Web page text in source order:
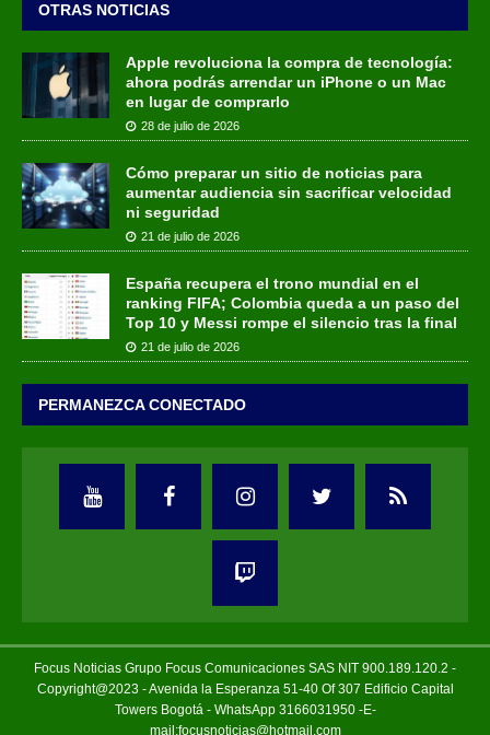
OTRAS NOTICIAS
Apple revoluciona la compra de tecnología:
ahora podrás arrendar un iPhone o un Mac
en lugar de comprarlo
28 de julio de 2026
Cómo preparar un sitio de noticias para
aumentar audiencia sin sacrificar velocidad
ni seguridad
21 de julio de 2026
España recupera el trono mundial en el
ranking FIFA; Colombia queda a un paso del
Top 10 y Messi rompe el silencio tras la final
21 de julio de 2026
PERMANEZCA CONECTADO
Focus Noticias Grupo Focus Comunicaciones SAS NIT 900.189.120.2 -
Copyright@2023 - Avenida la Esperanza 51-40 Of 307 Edificio Capital
Towers Bogotá - WhatsApp 3166031950 -E-
mail:focusnoticias@hotmail.com